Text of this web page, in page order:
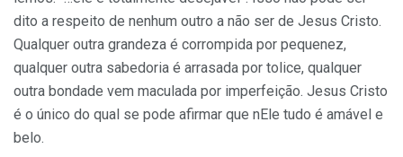
dito a respeito de nenhum outro a não ser de Jesus Cristo.
Qualquer outra grandeza é corrompida por pequenez,
qualquer outra sabedoria é arrasada por tolice, qualquer
outra bondade vem maculada por imperfeição. Jesus Cristo
é o único do qual se pode afirmar que nEle tudo é amável e
belo.